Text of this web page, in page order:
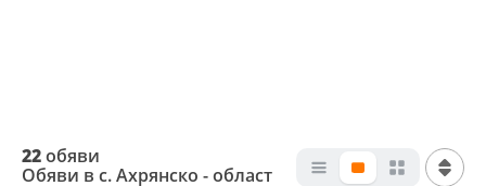
22обяви
Обяви в с. Ахрянско - област